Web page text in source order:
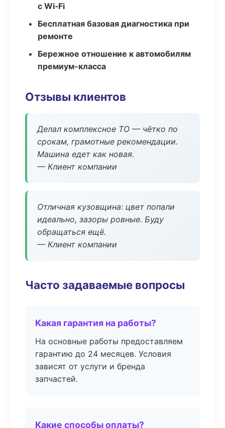
с Wi‑Fi
Бесплатная базовая диагностика при
ремонте
Бережное отношение к автомобилям
премиум-класса
Отзывы клиентов
Делал комплексное ТО — чётко по
срокам, грамотные рекомендации.
Машина едет как новая.
— Клиент компании
Отличная кузовщина: цвет попали
идеально, зазоры ровные. Буду
обращаться ещё.
— Клиент компании
Часто задаваемые вопросы
Какая гарантия на работы?
На основные работы предоставляем
гарантию до 24 месяцев. Условия
зависят от услуги и бренда
запчастей.
Какие способы оплаты?